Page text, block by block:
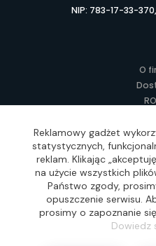
NIP: 783-17-33-
O
Lokalne
Jak
Reklamowy gadżet
statystycznych,
reklam. Klikając
na użycie wszystkich
Państwo zgody,
opuszczenie serwisu.
prosimy o zapoznanie
Dowiedz